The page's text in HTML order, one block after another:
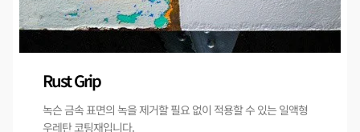
Rust Grip
녹슨 금속 표면의 녹을 제거할 필요 없이 적용할 수 있는 일액형
우레탄 코팅재입니다.